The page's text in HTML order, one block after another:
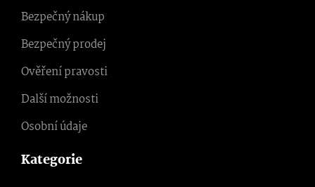
Bezpečný nákup
Bezpečný prodej
Ověření pravosti
Další možnosti
Osobní údaje
Kategorie